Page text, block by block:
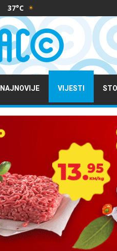
37°C
NAJNOVIJE VIJESTI